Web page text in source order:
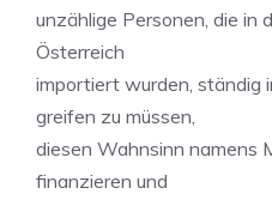
unzählige Personen, die in
Österreich
importiert wurden, ständig
greifen zu müssen,
diesen Wahnsinn namens
finanzieren und